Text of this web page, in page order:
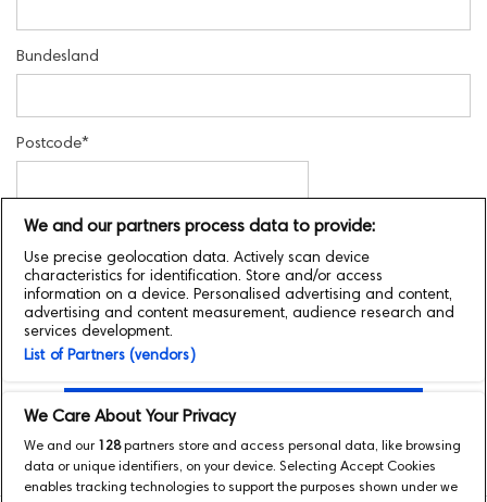
Bundesland
Postcode*
Adresse suchen
Adresse manuell eingeben
Weiteren Gutschein hinzufügen
Weiter zur Zahlungsseite
We and our partners process data to provide:
Use precise geolocation data. Actively scan device
characteristics for identification. Store and/or access
information on a device. Personalised advertising and content,
advertising and content measurement, audience research and
services development.
List of Partners (vendors)
We Care About Your Privacy
We and our 128partners store and access personal data, like browsing
data or unique identifiers, on your device. Selecting Accept Cookies
enables tracking technologies to support the purposes shown under we